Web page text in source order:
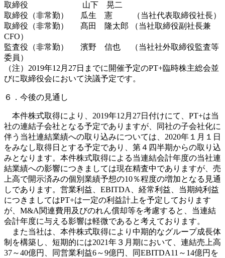
取締役 山下 晃二
取締役（非常勤） 瓜生 憲 （当社代表取締役社長）
取締役（非常勤） 髙田 隆太郎 （当社取締役副社長兼
CFO）
監査役（非常勤） 濱野 信也 （当社社外取締役監査等
委員）
（注）2019年12月27日までに開催予定のPT+臨時株主総会並
びに取締役会において決議予定です。
６．今後の見通し
本件株式取得により、2019年12月27日付けにて、PT+は当
社の連結子会社となる予定でありますが、同社の子会社化に
伴う当社連結業績への取り込みについては、2020年１月１日
をみなし取得日とする予定であり、第４四半期からの取り込
みとなります。本件株式取得による当連結会計年度の当社連
結業績への影響につきましては現在精査中でありますが、売
上高で開示済みの個別業績予想の10％程度の増加となる見通
しであります。営業利益、EBITDA、経常利益、当期純利益
につきましてはPT+は一定の利益計上を予定しております
が、M&A関連費用及びのれん償却等を考慮すると、当連結
会計年度に与える影響は軽微であると考えております。
また当社は、本件株式取得により中期的なグループ成長体
制を構築し、短期的には2021年３月期において、連結売上高
37～40億円、同営業利益6～9億円、同EBITDA11～14億円を